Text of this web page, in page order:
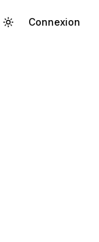
Connexion